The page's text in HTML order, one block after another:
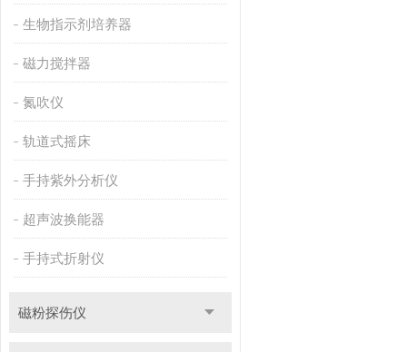
生物指示剂培养器
磁力搅拌器
氮吹仪
轨道式摇床
手持紫外分析仪
超声波换能器
手持式折射仪
磁粉探伤仪